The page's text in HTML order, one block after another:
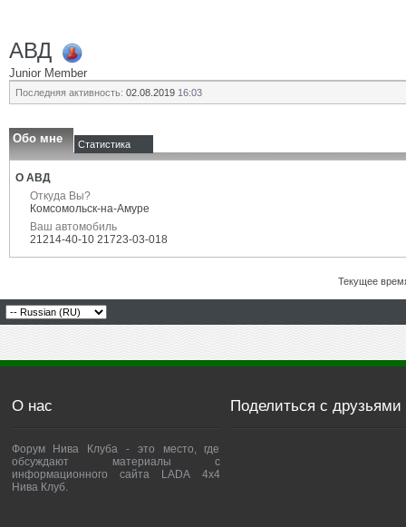
АВД
Junior Member
Последняя активность: 02.08.2019 16:03
Обо мне Статистика
О АВД
Откуда Вы?
Комсомольск-на-Амуре
Ваш автомобиль
21214-40-10 21723-03-018
Текущее
О нас
Форум Нива Клуба - это место, где
обсуждают материалы с
информационного сайта LADA 4x4
Нива Клуб.
Поделиться с друзьями